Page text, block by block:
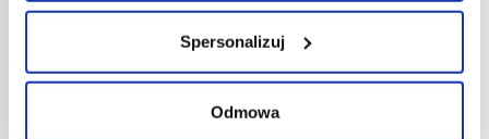
Spersonalizuj
Odmowa
Uber Eats kontynuuje rozwój w Polsce
4 lata, 44 miasta, ponad 40 mln kilometrów,
by dostarczyć ulubione posiłki. Z okazji czwartych
Rok 2020 był rekordowy pod wieloma względami.